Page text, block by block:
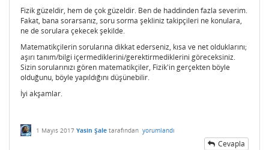
Fizik güzeldir, hem de çok güzeldir. Ben de haddinden fazla severim.
Fakat, bana sorarsanız, soru sorma şekliniz takipçileri ne konulara,
ne de sorulara çekecek şekilde.
Matematikçilerin sorularına dikkat ederseniz, kısa ve net olduklarını;
aşırı tanım/bilgi içermediklerini/gerektirmediklerini göreceksiniz.
Sizin sorularınızı gören matematikçiler, Fizik'in gerçekten böyle
olduğunu, böyle yapıldığını düşünebilir.
İyi akşamlar.
1 Mayıs 2017 Yasin Şale tarafından yorumlandı
Cevapla